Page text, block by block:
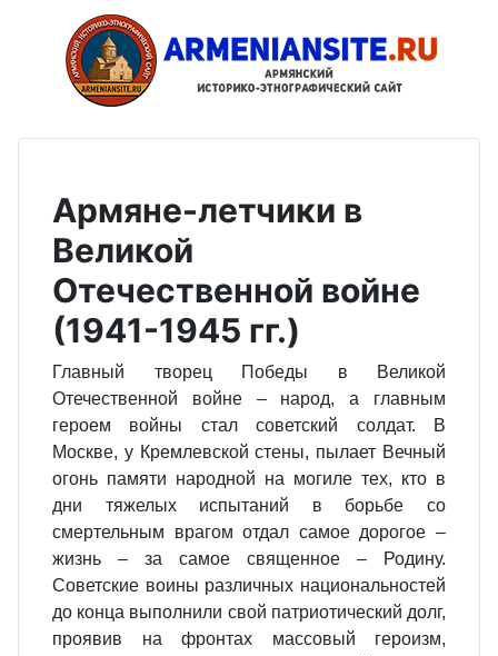
Армяне-летчики в
Великой
Отечественной войне
(1941-1945 гг.)
Главный творец Победы в Великой
Отечественной войне – народ, а главным
героем войны стал советский солдат. В
Москве, у Кремлевской стены, пылает Вечный
огонь памяти народной на могиле тех, кто в
дни тяжелых испытаний в борьбе со
смертельным врагом отдал самое дорогое –
жизнь – за самое священное – Родину.
Советские воины различных национальностей
до конца выполнили свой патриотический долг,
проявив на фронтах массовый героизм,